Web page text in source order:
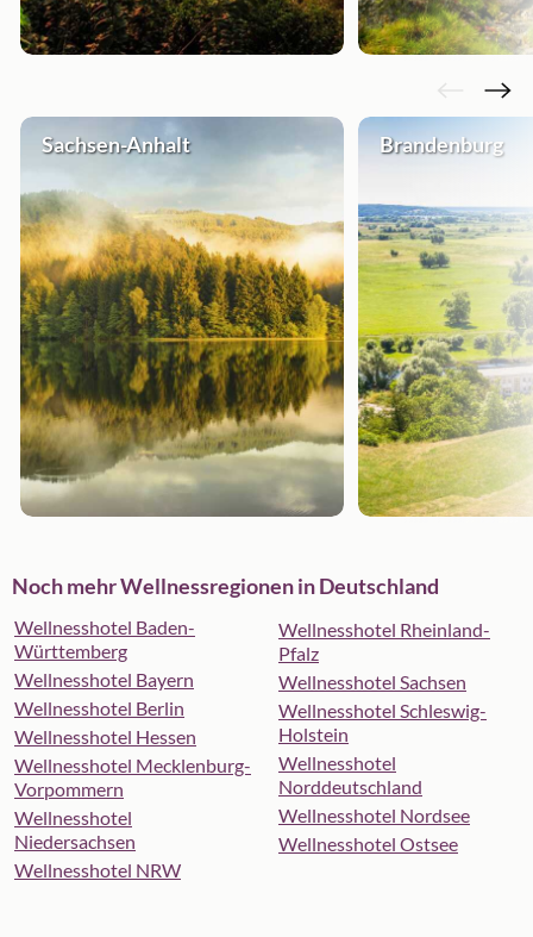
Sachsen-Anhalt Brandenburg
Noch mehr Wellnessregionen in Deutschland
Wellnesshotel Baden-
Württemberg
Wellnesshotel Bayern
Wellnesshotel Berlin
Wellnesshotel Hessen
Wellnesshotel Mecklenburg-
Vorpommern
Wellnesshotel
Niedersachsen
Wellnesshotel NRW
Wellnesshotel Rheinland-
Pfalz
Wellnesshotel Sachsen
Wellnesshotel Schleswig-
Holstein
Wellnesshotel
Norddeutschland
Wellnesshotel Nordsee
Wellnesshotel Ostsee